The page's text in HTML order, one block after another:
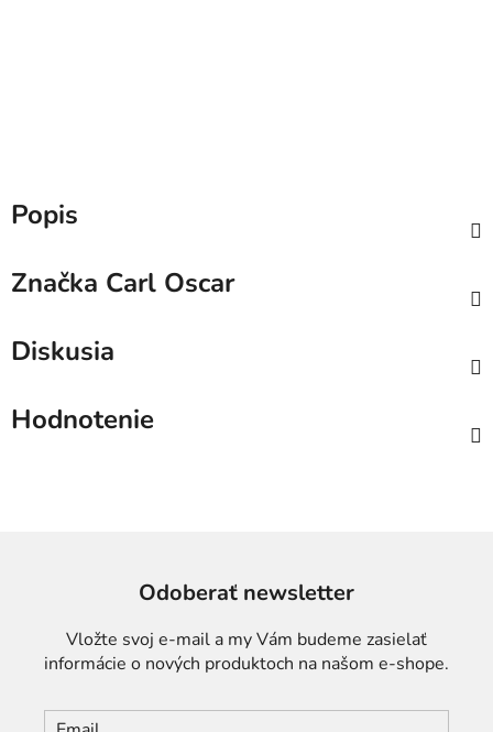
Popis
Značka Carl Oscar
Diskusia
Hodnotenie
Odoberať newsletter
Vložte svoj e-mail a my Vám budeme zasielať
informácie o nových produktoch na našom e-shope.